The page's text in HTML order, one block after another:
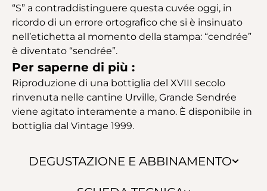
DEGUSTAZIONE E ABBINAMENTO
“S” a contraddistinguere questa cuvée oggi, in
ricordo di un errore ortografico che si è insinuato
nell’etichetta al momento della stampa: “cendrée”
è diventato “sendrée”.
Per saperne di più :
Riproduzione di una bottiglia del XVIII secolo
rinvenuta nelle cantine Urville, Grande Sendrée
viene agitato interamente a mano. È disponibile in
bottiglia dal Vintage 1999.